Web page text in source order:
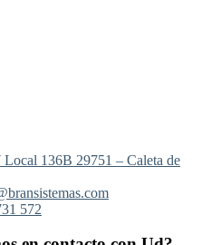
136B 29751 – Caleta de
572